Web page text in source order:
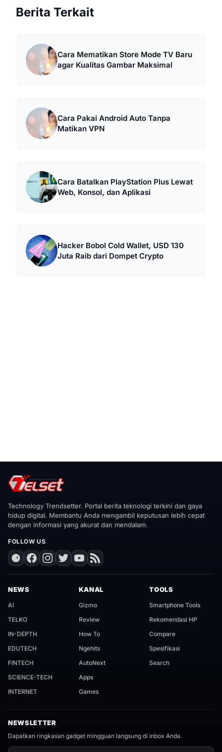
Berita Terkait
Cara Mematikan Store Mode TV Baru
agar Kualitas Gambar Maksimal
Cara Pakai Android Auto Tanpa
Matikan VPN
Cara Batalkan PlayStation Plus Lewat
Web, Konsol, dan Aplikasi
Hacker Bobol Cold Wallet, USD 130
Juta Raib dari Dompet Crypto
Technology Trendsetter. Portal berita teknologi terkini dan gaya
hidup digital. Membantu Anda mengambil keputusan lebih cepat
dengan informasi yang akurat dan mendalam.
FOLLOW US
NEWS
AI
TELKO
IN-DEPTH
EDUTECH
FINTECH
SCIENCE-TECH
INTERNET
KANAL
Gizmo
Review
How To
Ngehits
AutoNext
Apps
Games
TOOLS
Smartphone Tools
Rekomendasi HP
Compare
Spesifikasi
Search
NEWSLETTER
Dapatkan ringkasan gadget mingguan langsung di inbox Anda.